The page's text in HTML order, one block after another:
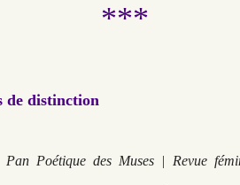
***
de distinction
Pan Poétique des Muses | Revue